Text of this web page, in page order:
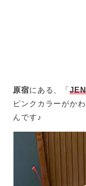
原宿にある、「
ピンクカラーがかわ
んです♪